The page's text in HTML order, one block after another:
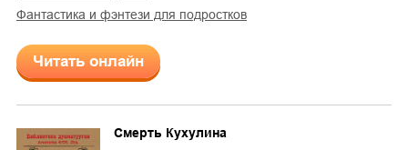
фантастика и фэнтези для подростков
Читать онлайн
Смерть Кухулина